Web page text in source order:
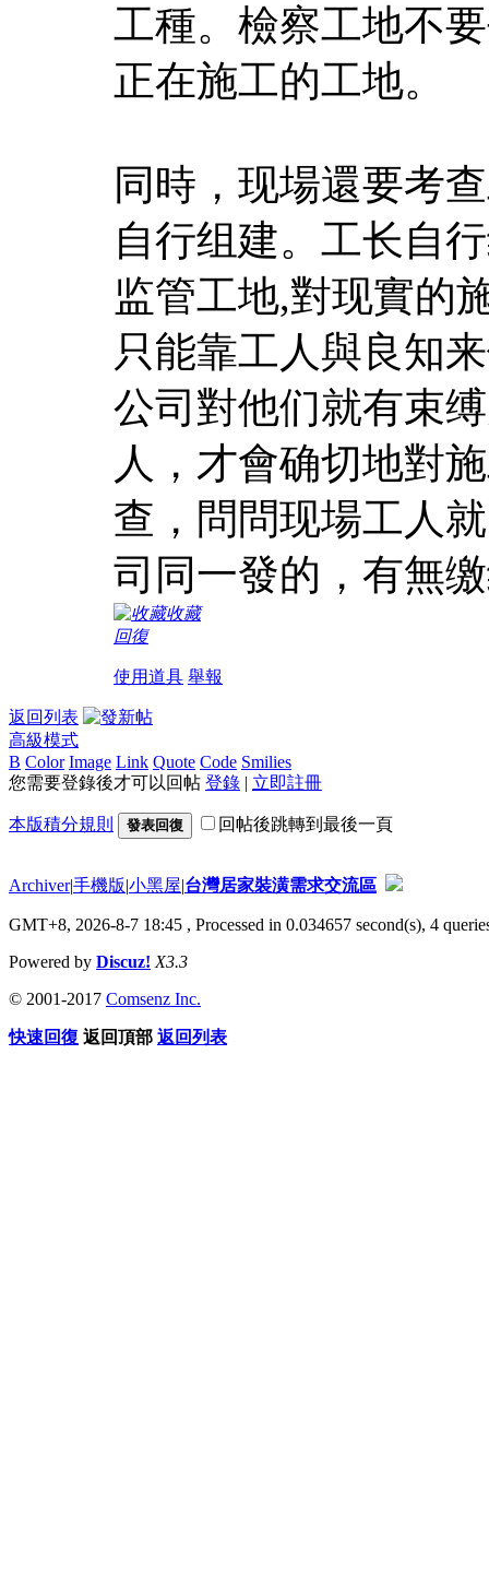
工種。檢察工地不
正在施工的工地。
同時，现場還要考
自行组建。工长自
监管工地,對现實的
只能靠工人與良知
公司對他们就有束
人，才會确切地對
查，問問现場工人
司同一發的，有無
收藏
回復
使用道具 舉報
返回列表
高級模式
B Color Image Link Quote Code Smilies
您需要登錄後才可以回帖 登錄 | 立即註冊
本版積分規則 發表回復 回帖後跳轉到最後一頁
Archiver|手機版|小黑屋|台灣居家裝潢需求交流區
GMT+8, 2026-8-7 18:45 , Processed in 0.034657 second(s), 4
Powered by Discuz! X3.3
© 2001-2017 Comsenz Inc.
快速回復 返回頂部 返回列表